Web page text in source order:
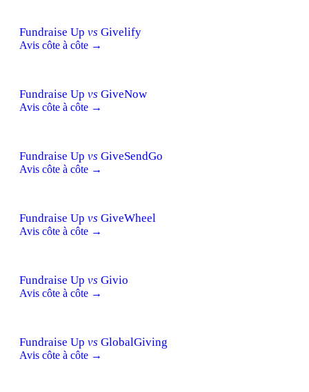
Fundraise Up vs Givelify
Avis côte à côte →
Fundraise Up vs GiveNow
Avis côte à côte →
Fundraise Up vs GiveSendGo
Avis côte à côte →
Fundraise Up vs GiveWheel
Avis côte à côte →
Fundraise Up vs Givio
Avis côte à côte →
Fundraise Up vs GlobalGiving
Avis côte à côte →